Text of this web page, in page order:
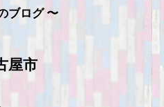
ブログ 〜
屋市